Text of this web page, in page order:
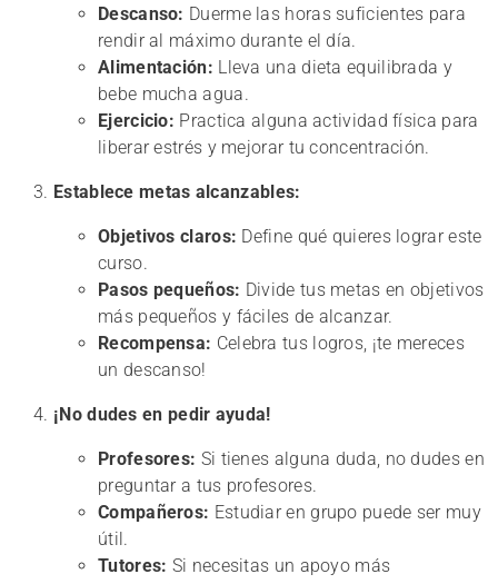
Descanso: Duerme las horas suficientes para
rendir al máximo durante el día.
Alimentación: Lleva una dieta equilibrada y
bebe mucha agua.
Ejercicio: Practica alguna actividad física para
liberar estrés y mejorar tu concentración.
Establece metas alcanzables:
Objetivos claros: Define qué quieres lograr este
curso.
Pasos pequeños: Divide tus metas en objetivos
más pequeños y fáciles de alcanzar.
Recompensa: Celebra tus logros, ¡te mereces
un descanso!
¡No dudes en pedir ayuda!
Profesores: Si tienes alguna duda, no dudes en
preguntar a tus profesores.
Compañeros: Estudiar en grupo puede ser muy
útil.
Tutores: Si necesitas un apoyo más